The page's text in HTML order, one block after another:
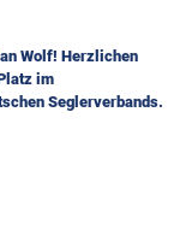
Wolf! Herzlichen
im
Seglerverbands.